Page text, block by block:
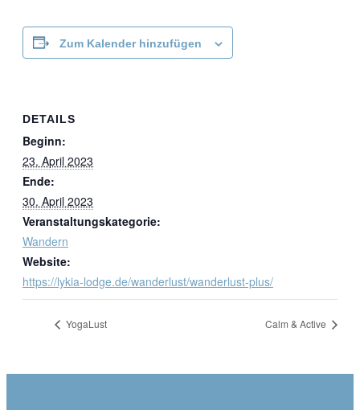
Zum Kalender hinzufügen
DETAILS
Beginn:
23. April 2023
Ende:
30. April 2023
Veranstaltungskategorie:
Wandern
Website:
https://lykia-lodge.de/wanderlust/wanderlust-plus/
YogaLust Calm & Active